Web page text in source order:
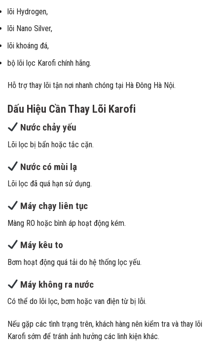
lõi Hydrogen,
lõi Nano Silver,
lõi khoáng đá,
bộ lõi lọc Karofi chính hãng.
Hỗ trợ thay lõi tận nơi nhanh chóng tại Hà Đông Hà Nội.
Dấu Hiệu Cần Thay Lõi Karofi
Nước chảy yếu
Lõi lọc bị bẩn hoặc tắc cặn.
Nước có mùi lạ
Lõi lọc đã quá hạn sử dụng.
Máy chạy liên tục
Màng RO hoặc bình áp hoạt động kém.
Máy kêu to
Bơm hoạt động quá tải do hệ thống lọc yếu.
Máy không ra nước
Có thể do lõi lọc, bơm hoặc van điện từ bị lỗi.
Nếu gặp các tình trạng trên, khách hàng nên kiểm tra và thay lõi
Karofi sớm để tránh ảnh hưởng các linh kiện khác.